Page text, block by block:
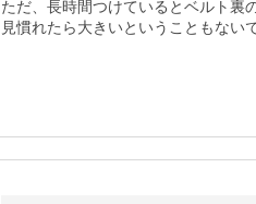
ただ、長時間つけているとベルト裏
見慣れたら大きいということもない